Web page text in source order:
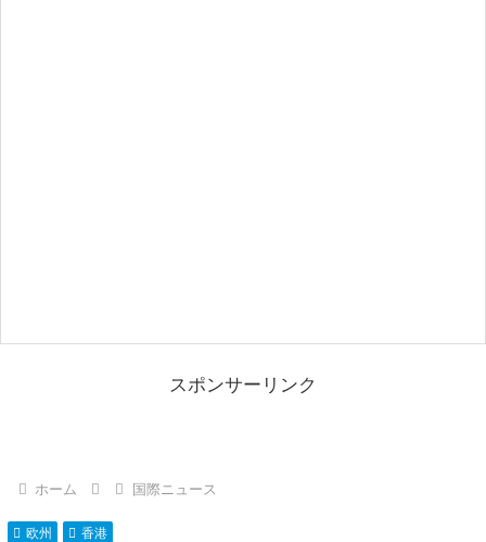
スポンサーリンク
ホーム 国際ニュース
欧州 香港